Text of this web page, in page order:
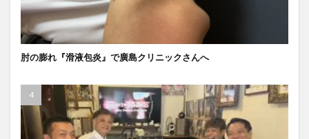
肘の膨れ『滑液包炎』で廣島クリニックさんへ